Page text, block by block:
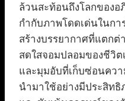
ล้วนสะท้อนถึงโลกของอ
กำกับภาพโดดเด่นในกา
สร้างบรรยากาศที่แตกต่
สดใสจอมปลอมของชีวิ
และมุมอับที่เก็บซ่อนคว
นำมาใช้อย่างมีประสิทธิ